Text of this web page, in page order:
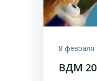
8 февраля
ВДМ